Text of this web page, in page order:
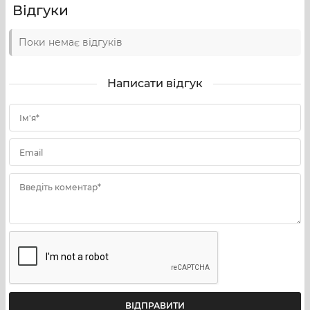
завдань – від спортивних стартів до бойового
застосування у складі підрозділів сил безпеки й
характеристиками підходить для:
мисливства;
тренувальної та практичної стрільби з
рушниця 12 калібру з підвищеною місткістю
виконання завдань з оборони країни в умовах
підрозділів сил безпеки й оборони;
Відгуки
Поки немає відгуків
Написати відгук
Ім'я*
Email
Введіть коментар*